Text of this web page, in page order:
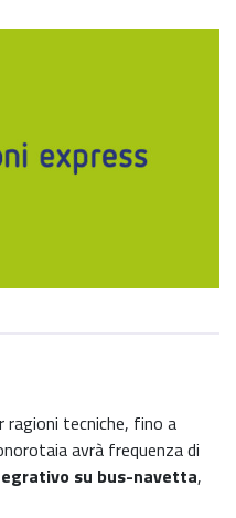
ragioni tecniche, fino a
avrà frequenza di
su bus-navetta,